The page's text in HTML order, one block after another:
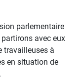
parlementaire
avec eux
travailleuses à
en situation de